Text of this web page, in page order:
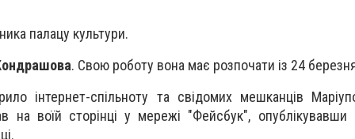
палацу культури.
. Свою роботу вона має розпочати із 24
інтернет-спільноту та свідомих мешканців
на воїй сторінці у мережі "Фейсбук", опублікувавши